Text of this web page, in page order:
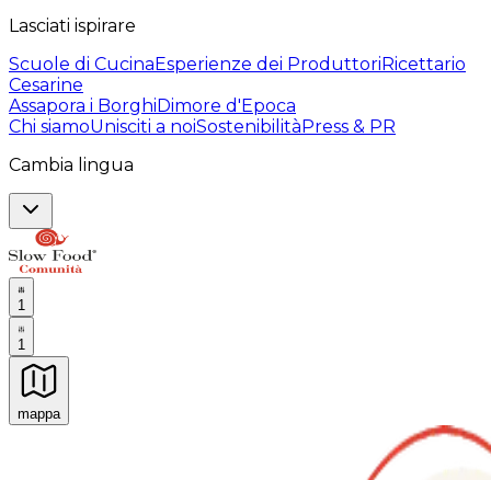
Lasciati ispirare
Scuole di CucinaEsperienze dei ProduttoriRicettario
Cesarine
Assapora i BorghiDimore d'Epoca
Chi siamoUnisciti a noiSostenibilitàPress & PR
Cambia lingua
1
1
mappa
Esperienze culinarie indimenticabili: Esperienze